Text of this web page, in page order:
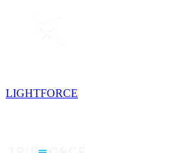
LIGHTFORCE